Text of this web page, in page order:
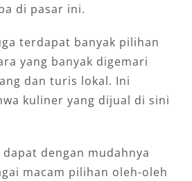
di pasar ini.
terdapat banyak pilihan
yang banyak digemari
dan turis lokal. Ini
kuliner yang dijual di sini
dengan mudahnya
macam pilihan oleh-oleh